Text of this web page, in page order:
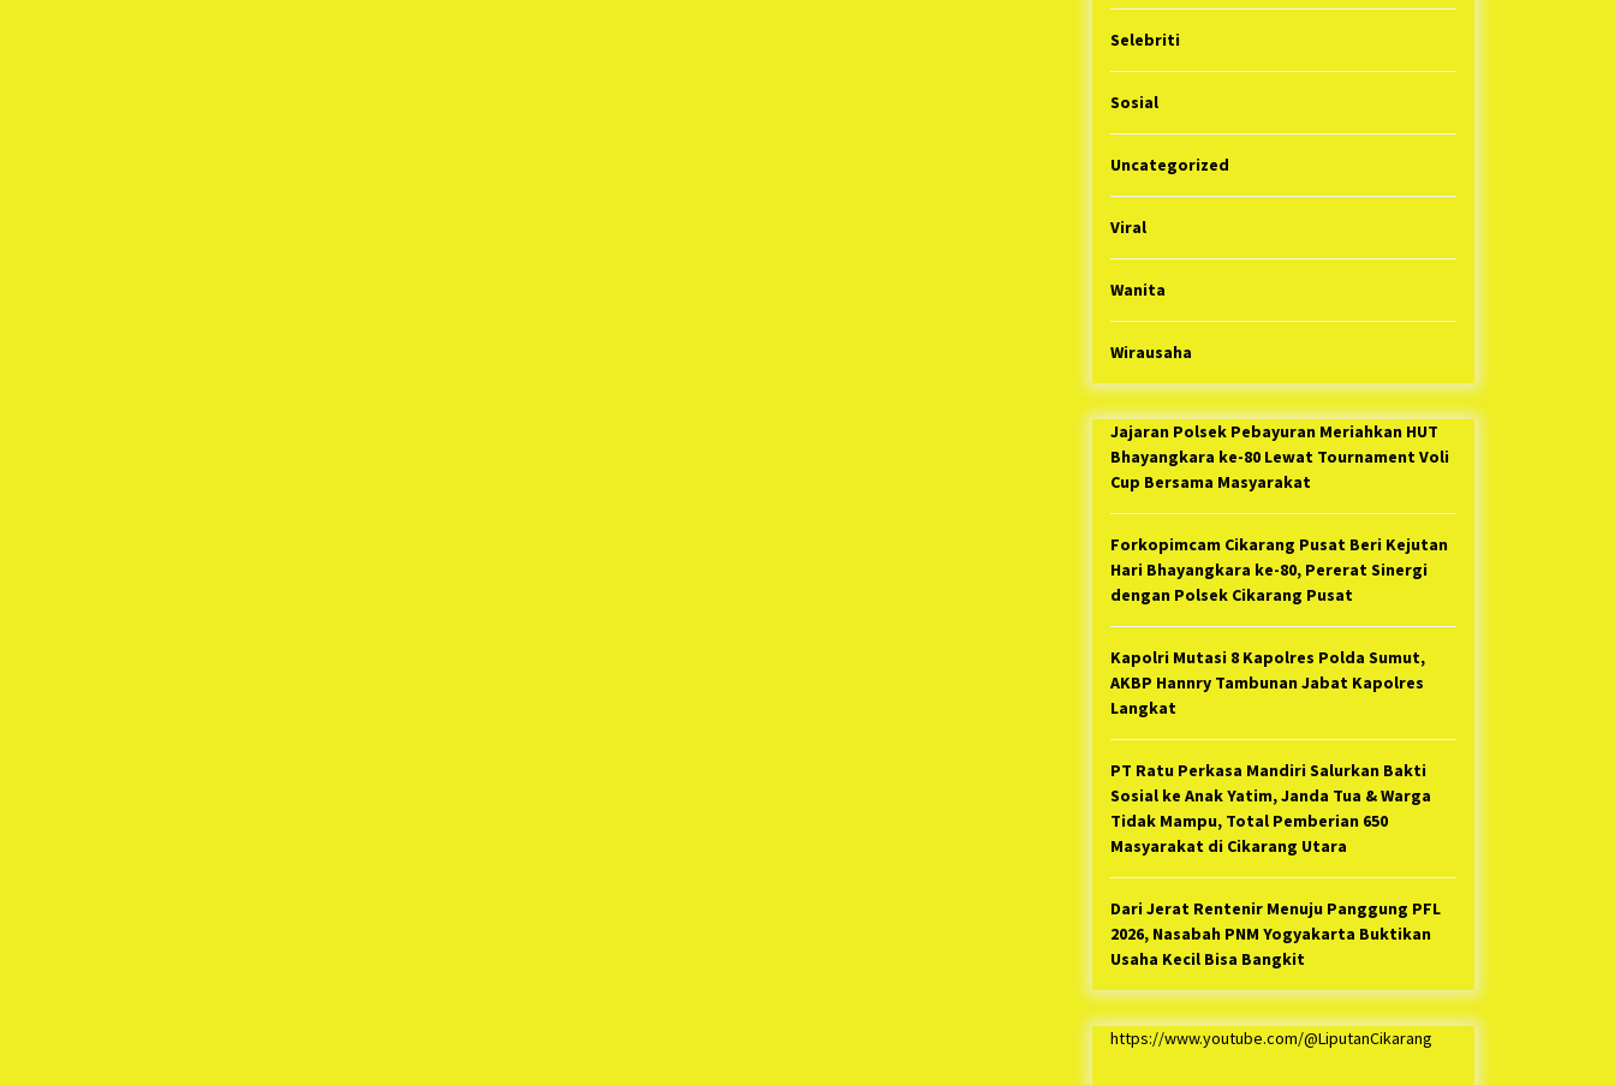
Selebriti
Sosial
Uncategorized
Viral
Wanita
Wirausaha
Jajaran Polsek Pebayuran Meriahkan HUT
Bhayangkara ke-80 Lewat Tournament Voli
Cup Bersama Masyarakat
Forkopimcam Cikarang Pusat Beri Kejutan
Hari Bhayangkara ke-80, Pererat Sinergi
dengan Polsek Cikarang Pusat
Kapolri Mutasi 8 Kapolres Polda Sumut,
AKBP Hannry Tambunan Jabat Kapolres
Langkat
PT Ratu Perkasa Mandiri Salurkan Bakti
Sosial ke Anak Yatim, Janda Tua & Warga
Tidak Mampu, Total Pemberian 650
Masyarakat di Cikarang Utara
Dari Jerat Rentenir Menuju Panggung PFL
2026, Nasabah PNM Yogyakarta Buktikan
Usaha Kecil Bisa Bangkit
https://www.youtube.com/@LiputanCikarang